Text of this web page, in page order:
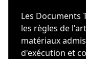
Les Documents
les règles de
matériaux
d'exécution et